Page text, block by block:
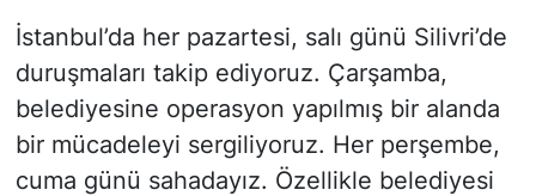
İstanbul’da her pazartesi, salı günü Silivri’de
duruşmaları takip ediyoruz. Çarşamba,
belediyesine operasyon yapılmış bir alanda
bir mücadeleyi sergiliyoruz. Her perşembe,
cuma günü sahadayız. Özellikle belediyesi